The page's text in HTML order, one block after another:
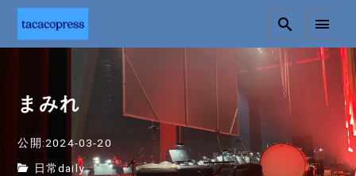
まみれ
公開:2024-03-20
日常daily